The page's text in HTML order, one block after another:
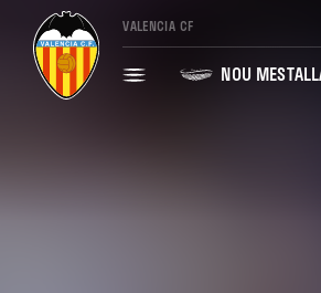
VALENCIA CF
NOU